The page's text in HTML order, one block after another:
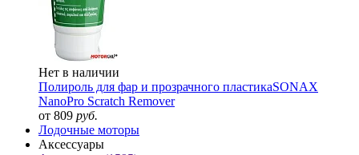
Нет в наличии
Полироль для фар и прозрачного пластикаSONAX
NanoPro Scratch Remover
от 809 руб.
Лодочные моторы
Аксессуары